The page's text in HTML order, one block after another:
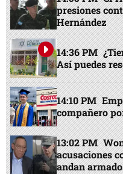
presiones
Hernández
14:36 PM
Así puedes
14:10 PM
compañero
13:02 PM
acusaciones
andan